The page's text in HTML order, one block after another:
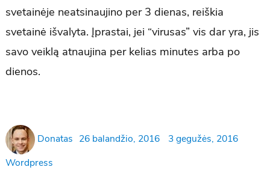
svetainėje neatsinaujino per 3 dienas, reiškia
svetainė išvalyta. Įprastai, jei “virusas” vis dar yra, jis
savo veiklą atnaujina per kelias minutes arba po
dienos.
Author
Donatas Posted
26 balandžio, 2016 Atnaujinta
3 gegužės, 2016
Wordpress